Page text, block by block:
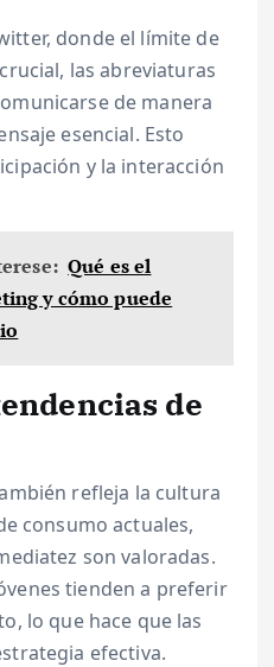
donde el límite de
las abreviaturas
de manera
esencial. Esto
y la interacción
Qué es el
y cómo puede
de
refleja la cultura
consumo actuales,
son valoradas.
tienden a preferir
lo que hace que las
efectiva.